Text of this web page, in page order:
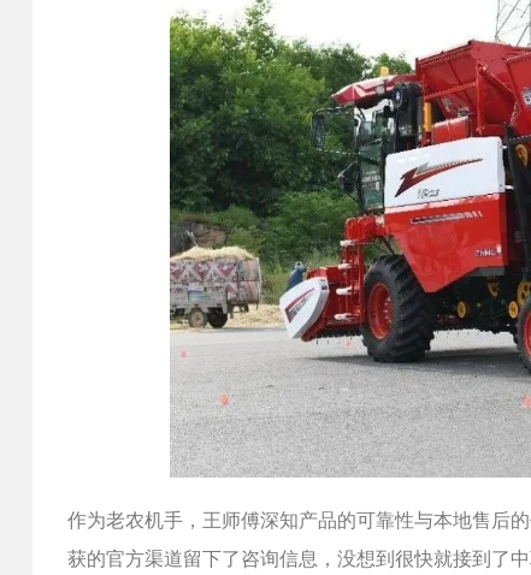
作为老农机手，王师傅深知产品的可靠性与本地售后
获的官方渠道留下了咨询信息，没想到很快就接到了